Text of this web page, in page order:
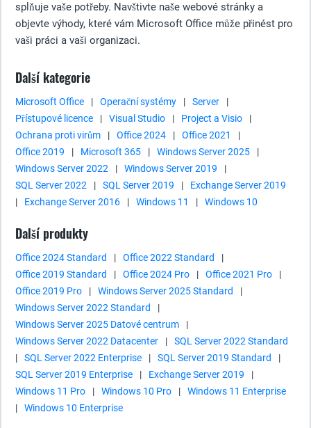
splňuje vaše potřeby. Navštivte naše webové stránky a
objevte výhody, které vám Microsoft Office může přinést pro
vaši práci a vaši organizaci.
Další kategorie
Microsoft Office | Operační systémy | Server
|
Přístupové licence
| Visual Studio | Project a Visio
|
Ochrana proti virům
| Office 2024 | Office 2021
|
Office 2019
| Microsoft 365 | Windows Server 2025
|
Windows Server 2022
| Windows Server 2019
|
SQL Server 2022
| SQL Server 2019 |
Exchange Server 2019
|
Exchange Server 2016 | Windows 11 | Windows 10
Další produkty
Office 2024 Standard | Office 2022 Standard
|
Office 2019 Standard
| Office 2024 Pro | Office 2021 Pro
|
Office 2019 Pro
| Windows Server 2025 Standard
|
Windows Server 2022 Standard
|
Windows Server 2025 Datové centrum
|
Windows Server 2022 Datacenter
|
SQL Server 2022 Standard
|
SQL Server 2022 Enterprise | SQL Server 2019 Standard
|
SQL Server 2019 Enterprise
| Exchange Server 2019
|
Windows 11 Pro
| Windows 10 Pro |
Windows 11 Enterprise
|
Windows 10 Enterprise